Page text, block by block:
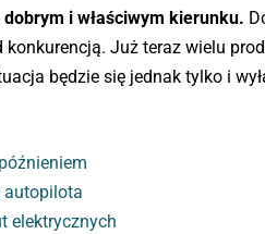
i właściwym kierunku.
Już teraz wielu
będzie się jednak tylko i
autopilota
elektrycznych